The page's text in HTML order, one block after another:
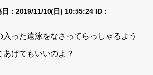
日：2019/11/10(日) 10:55:24 ID：
入った遠泳をなさってらっしゃるよう
あげてもいいのよ？